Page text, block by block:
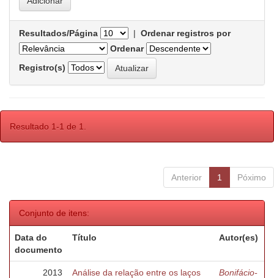
Resultados/Página | Ordenar registros por
Ordenar
Registro(s)
Resultado 1-1 de 1.
Anterior 1 Póximo
Conjunto de itens:
Data do
documento
Título Autor(es)
2013
Análise da relação entre os laços
Bonifácio-